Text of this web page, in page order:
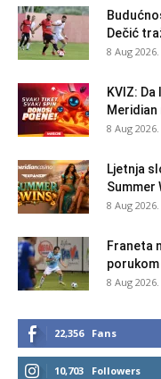
Dečić
8 Aug
KVIZ:
Meridian
8 Aug 2026.
Ljetnja
Summer
8 Aug
Franeta
8 Aug
22,356 Fans
10,703 Followers